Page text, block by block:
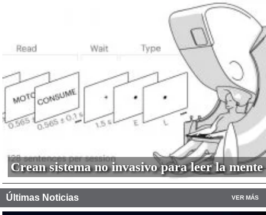
Crean sistema no invasivo para leer la mente
Últimas Noticias VER MÁS